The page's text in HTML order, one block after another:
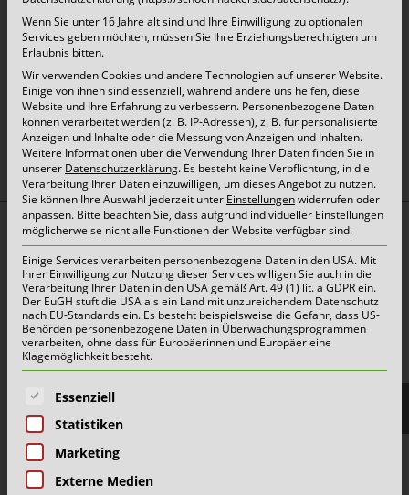
oben
Top Themen:
Abfallarten
Container & Behälter
FAQ
Jobs&Karriere
Reklamation & Services
Aktuelles | Pressemitteilungen
Wenn Sie unter 16 Jahre alt sind und Ihre Einwilligung zu optionalen
Services geben möchten, müssen Sie Ihre Erziehungsberechtigten um
Erlaubnis bitten.
Wir verwenden Cookies und andere Technologien auf unserer Website.
Einige von ihnen sind essenziell, während andere uns helfen, diese
Website und Ihre Erfahrung zu verbessern. Personenbezogene Daten
können verarbeitet werden (z. B. IP-Adressen), z. B. für personalisierte
Anzeigen und Inhalte oder die Messung von Anzeigen und Inhalten.
Weitere Informationen über die Verwendung Ihrer Daten finden Sie in
unserer Datenschutzerklärung. Es besteht keine Verpflichtung, in die
Verarbeitung Ihrer Daten einzuwilligen, um dieses Angebot zu nutzen.
Sie können Ihre Auswahl jederzeit unter Einstellungenwiderrufen oder
anpassen. Bitte beachten Sie, dass aufgrund individueller Einstellungen
möglicherweise nicht alle Funktionen der Website verfügbar sind.
Einige Services verarbeiten personenbezogene Daten in den USA. Mit
Ihrer Einwilligung zur Nutzung dieser Services willigen Sie auch in die
Verarbeitung Ihrer Daten in den USA gemäß Art. 49 (1) lit. a GDPR ein.
Der EuGH stuft die USA als ein Land mit unzureichendem Datenschutz
nach EU-Standards ein. Es besteht beispielsweise die Gefahr, dass US-
Behörden personenbezogene Daten in Überwachungsprogrammen
verarbeiten, ohne dass für Europäerinnen und Europäer eine
Klagemöglichkeit besteht.
Es folgt eine Liste der Service-Gruppen, für die eine
Essenziell
Statistiken
Marketing
Externe Medien